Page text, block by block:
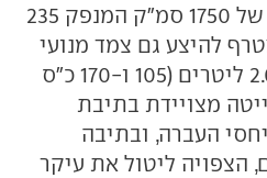
מנוע בנזין מוגדש בנפח של 1750 סמ"ק המנפק 235
להיצע גם צמד מנועי
דיזל בנפחים של 1.6 ו-2.0 ליטרים (105 ו-170 כ"ס
מצויידת בתיבת
הילוכים ידנית בעלת 6 יחסי העברה, ובתיבה
הצפויה ליטול את עיקר